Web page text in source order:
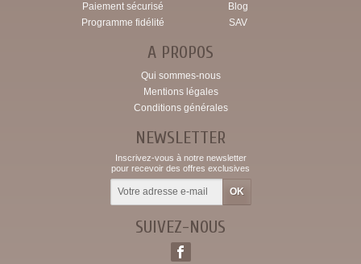
Paiement sécurisé
Programme fidélité
Blog
SAV
A PROPOS
Qui sommes-nous
Mentions légales
Conditions générales
NEWSLETTER
Inscrivez-vous à notre newsletter
pour recevoir des offres exclusives
SUIVEZ-NOUS